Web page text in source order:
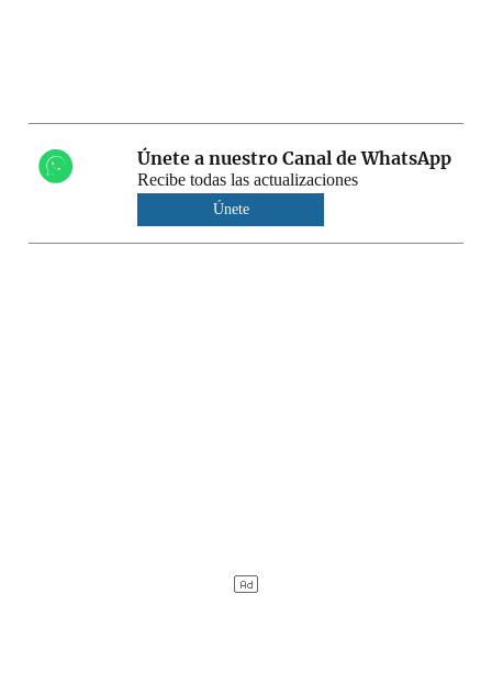
Únete a nuestro Canal de WhatsApp
Recibe todas las actualizaciones
Únete